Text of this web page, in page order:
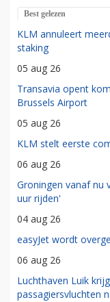
Best gelezen
KLM annuleert
staking
05 aug 26
Transavia opent
Brussels Airport
05 aug 26
KLM stelt eerste
06 aug 26
Groningen vanaf nu
uur rijden'
04 aug 26
easyJet wordt
06 aug 26
Luchthaven Luik
passagiersvluchten